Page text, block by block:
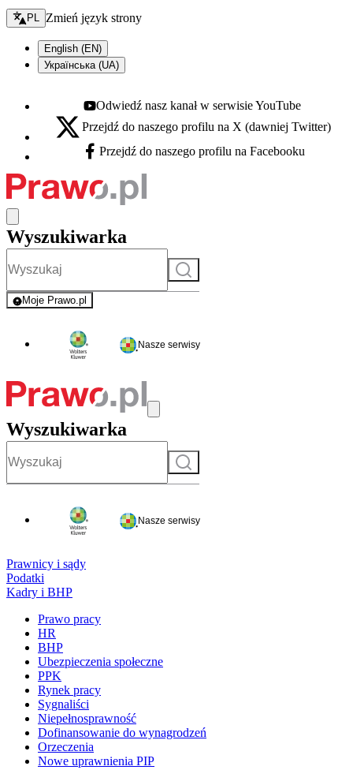
Zmień język - bieżący:
PL Zmień język strony
English (EN)
Українська (UA)
Youtube - otwiera się w nowej karcie
Odwiedź nasz kanał w serwisie YouTube
X - otwiera się w nowej karcie
Przejdź do naszego profilu na X (dawniej Twitter)
Facebook - otwiera się w nowej karcie
Przejdź do naszego profilu na Facebooku
Wyszukiwarka
Szukaj
Moje Prawo.pl
- rejestracja i logowanie do serwisu
Nasze serwisy
Wyszukiwarka
Szukaj
Nasze serwisy
Prawnicy i sądy
Podatki
Kadry i BHP
Prawo pracy
HR
BHP
Ubezpieczenia społeczne
PPK
Rynek pracy
Sygnaliści
Niepełnosprawność
Dofinansowanie do wynagrodzeń
Orzeczenia
Nowe uprawnienia PIP